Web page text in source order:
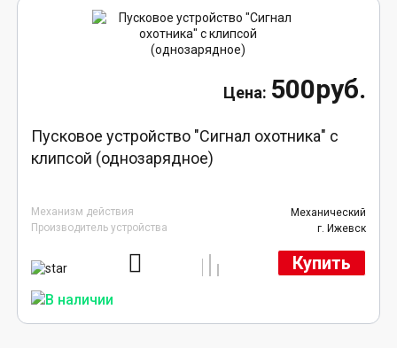
500руб.
Пусковое устройство "Сигнал охотника" с
клипсой (однозарядное)
Механизм действия
Механический
Производитель устройства
г. Ижевск
Купить